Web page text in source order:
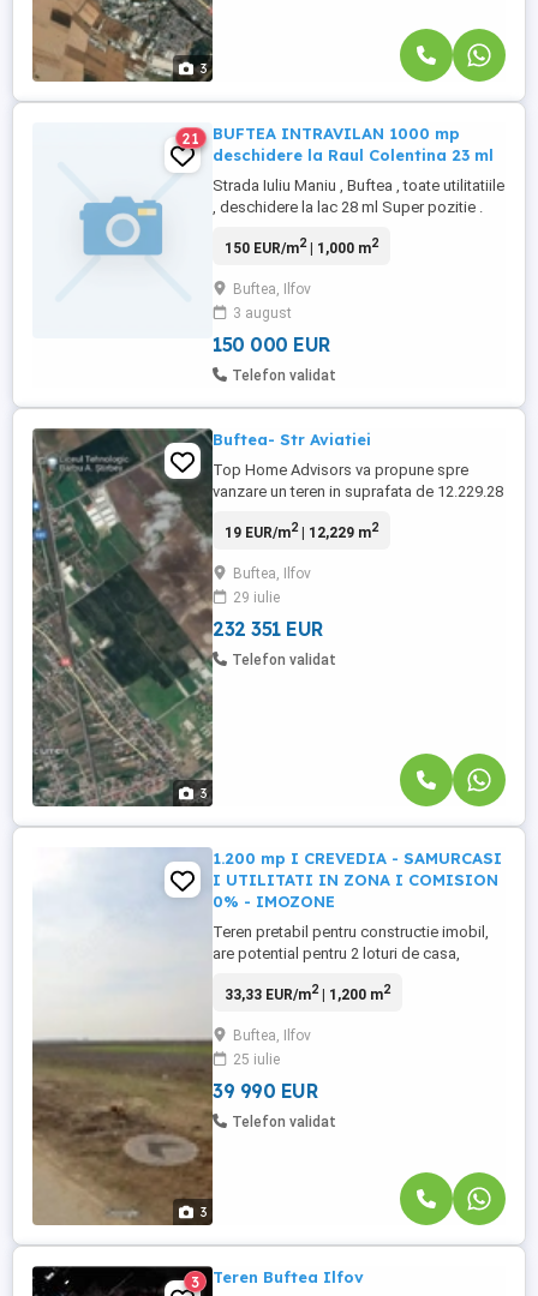
3
21
BUFTEA INTRAVILAN 1000 mp
deschidere la Raul Colentina 23 ml
Strada Iuliu Maniu , Buftea , toate utilitatiile
, deschidere la lac 28 ml Super pozitie .
locatie Gaze si curent la maxim 100m
150 EUR/m2| 1,000 m2
Buftea, Ilfov
3 august
150 000 EUR
Telefon validat
3
Buftea- Str Aviatiei
Top Home Advisors va propune spre
vanzare un teren in suprafata de 12.229.28
strada asfaltata, zona in dezvoltare. toate
19 EUR/m2| 12,229 m2
Buftea, Ilfov
29 iulie
232 351 EUR
Telefon validat
3
1.200 mp I CREVEDIA - SAMURCASI
I UTILITATI IN ZONA I COMISION
0% - IMOZONE
Teren pretabil pentru constructie imobil,
are potential pentru 2 loturi de casa,
dezvoltare. Terenul se afla pe strada
mp - front stradal - 55 ml -adancime - 21
ml -forma - dreptunghi 55ml x 21 ml Toate
documentele necesare ...
33,33 EUR/m2| 1,200 m2
Buftea, Ilfov
25 iulie
39 990 EUR
Telefon validat
3 Teren Buftea Ilfov